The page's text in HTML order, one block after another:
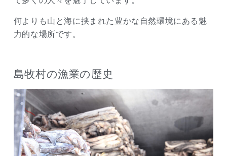
何よりも山と海に挟まれた豊かな自然環境にある魅
力的な場所です。
島牧村の漁業の歴史